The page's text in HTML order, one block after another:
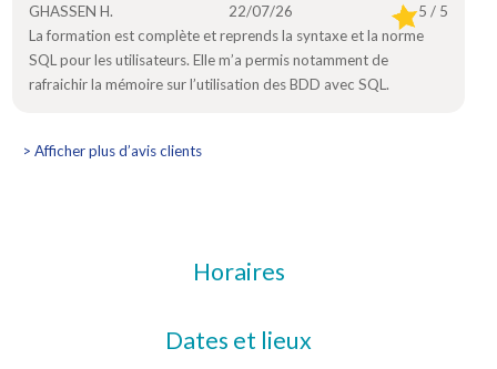
GHASSEN H. 22/07/26
5 / 5
La formation est complète et reprends la syntaxe et la norme
SQL pour les utilisateurs. Elle m’a permis notamment de
rafraichir la mémoire sur l’utilisation des BDD avec SQL.
> Afficher plus d’avis clients
Horaires
Dates et lieux